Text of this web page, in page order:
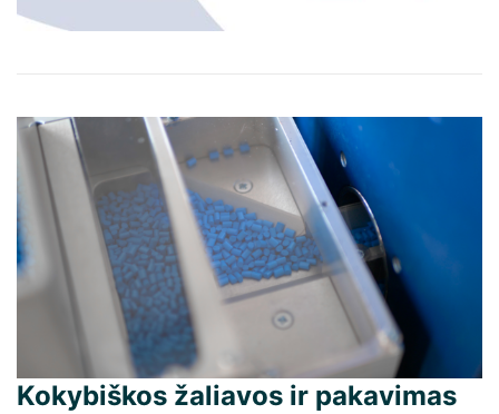
Kokybiškos žaliavos ir pakavimas